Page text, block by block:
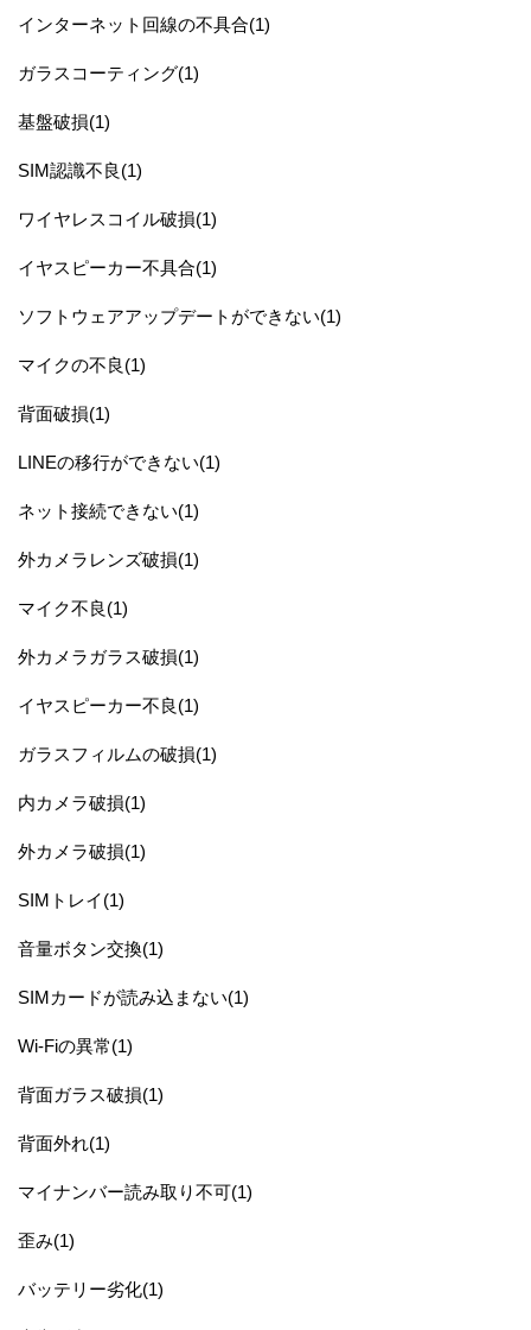
インターネット回線の不具合(1)
ガラスコーティング(1)
基盤破損(1)
SIM認識不良(1)
ワイヤレスコイル破損(1)
イヤスピーカー不具合(1)
ソフトウェアアップデートができない(1)
マイクの不良(1)
背面破損(1)
LINEの移行ができない(1)
ネット接続できない(1)
外カメラレンズ破損(1)
マイク不良(1)
外カメラガラス破損(1)
イヤスピーカー不良(1)
ガラスフィルムの破損(1)
内カメラ破損(1)
外カメラ破損(1)
SIMトレイ(1)
音量ボタン交換(1)
SIMカードが読み込まない(1)
Wi-Fiの異常(1)
背面ガラス破損(1)
背面外れ(1)
マイナンバー読み取り不可(1)
歪み(1)
バッテリー劣化(1)